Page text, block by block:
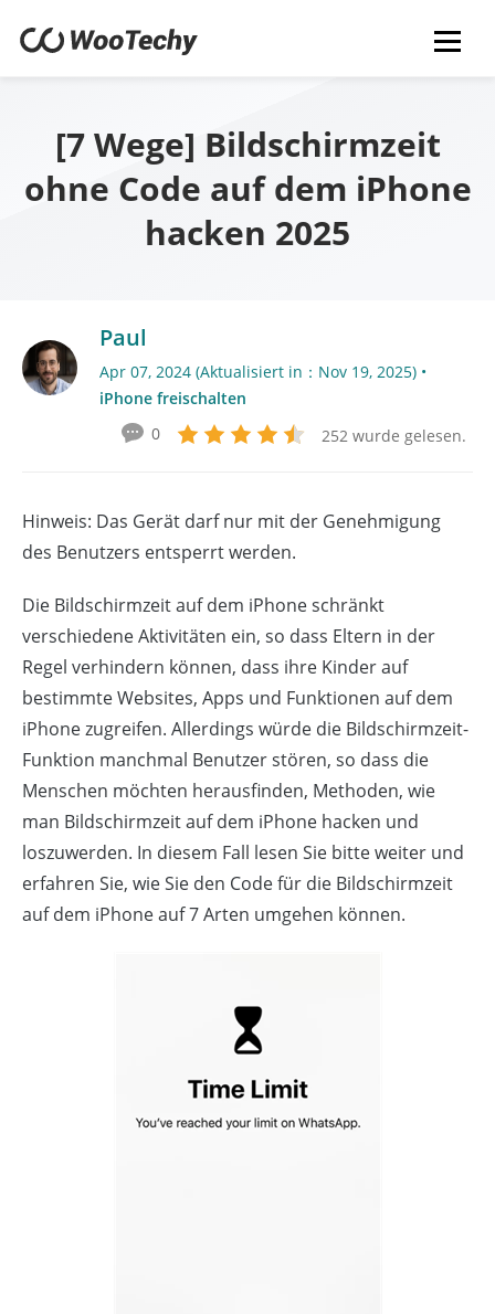
[7 Wege] Bildschirmzeit
ohne Code auf dem iPhone
hacken 2025
Paul
Apr 07, 2024 (Aktualisiert in：Nov 19, 2025) •
iPhone freischalten
252 wurde gelesen.
0
Hinweis: Das Gerät darf nur mit der Genehmigung
des Benutzers entsperrt werden.
Die Bildschirmzeit auf dem iPhone schränkt
verschiedene Aktivitäten ein, so dass Eltern in der
Regel verhindern können, dass ihre Kinder auf
bestimmte Websites, Apps und Funktionen auf dem
iPhone zugreifen. Allerdings würde die Bildschirmzeit-
Funktion manchmal Benutzer stören, so dass die
Menschen möchten herausfinden, Methoden, wie
man Bildschirmzeit auf dem iPhone hacken und
loszuwerden. In diesem Fall lesen Sie bitte weiter und
erfahren Sie, wie Sie den Code für die Bildschirmzeit
auf dem iPhone auf 7 Arten umgehen können.